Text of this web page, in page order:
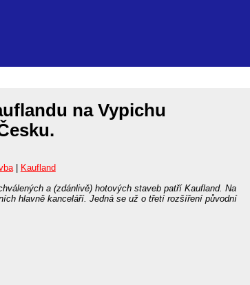
na Vypichu
|
Kaufland
a (zdánlivě) hotových staveb patří Kaufland. Na
hlavně kanceláří. Jedná se už o třetí rozšíření původní